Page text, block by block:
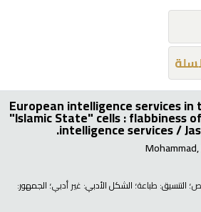
European intelligence services
"Islamic State" cells : flabbiness
intelligence services /
Mohammad,
؛ التنسيق: طباعة؛ الشكل الأدبي: غير أدبي؛ الجمهور: